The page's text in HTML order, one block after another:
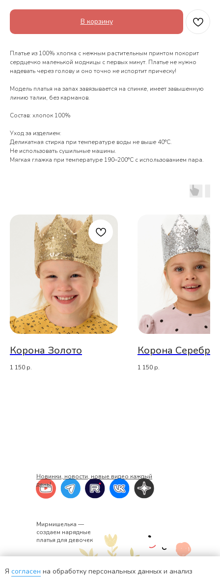
В корзину
Платье из 100% хлопка с нежным растительным принтом покорит
сердцечко маленькой модницы с первых минут. Платье не нужно
надевать через голову и оно точно не испортит прическу!
Модель платья на запах завязывается на спинке, имеет завышенную
линию талии, без карманов.
Состав: хлопок 100%
Уход за изделием:
Деликатная стирка при температуре воды не выше 40°С.
Не использовать сушильные машины.
Мягкая глажка при температуре 190–200°С с использованием пара.
Корона Золото
1 150 р.
Корона Серебро
1 150 р.
Мирмишелька —
создаем нарядные
платья для девочек
Новинки, новости, новые видео каждый
день!
Я согласен на обработку персональных данных и анализ